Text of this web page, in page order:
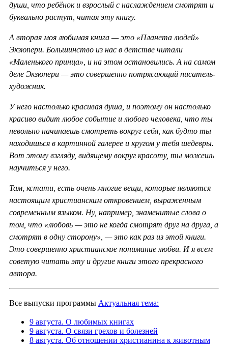
души, что ребёнок и взрослый с наслаждением смотрят и
буквально растут, читая эту книгу.
А вторая моя любимая книга — это «Планета людей»
Экзюпери. Большинство из нас в детстве читали
«Маленького принца», и на этом остановились. А на самом
деле Экзюпери — это совершенно потрясающий писатель-
художник.
У него настолько красивая душа, и поэтому он настолько
красиво видит любое событие и любого человека, что ты
невольно начинаешь смотреть вокруг себя, как будто ты
находишься в картинной галерее и кругом у тебя шедевры.
Вот этому взгляду, видящему вокруг красоту, ты можешь
научиться у него.
Там, кстати, есть очень многие вещи, которые являются
настоящим христианским откровением, выраженным
современным языком. Ну, например, знаменитые слова о
том, что «любовь — это не когда смотрят друг на друга, а
смотрят в одну сторону», — это как раз из этой книги.
Это совершенно христианское понимание любви. И я всем
советую читать эту и другие книги этого прекрасного
автора.
Все выпуски программы Актуальная тема:
9 августа. О любимых книгах
9 августа. О связи грехов и болезней
8 августа. Об отношении христианина к животным